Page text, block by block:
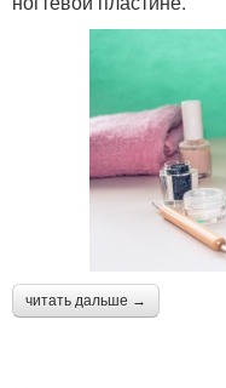
читать дальше →